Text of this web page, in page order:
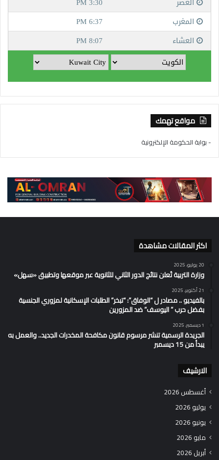
مواقع تهمك
- بوابة الحكومة الإلكترونية
اكثر المقالات مشاهدة
20 يوليو، 2025
وزارة التربية تُعلن نتائج الدور الثاني للثانوية عبر موقعها وتطبيق «سهل»
21 أكتوبر، 2025
بالفيديو .. مصادر ل “الوفاق”: “تبخر” الطلبات الإسكانية لمزوري الجنسية
بفضل حرب ” اليوسف” ضد المزورين
1 ديسمبر، 2025
الجريدة الرسمية تنشر مرسوم قانون مكافحة المخدرات الجديد.. والعمل به
يبدأ من 15 ديسمبر
الارشيف
أغسطس 2026
يوليو 2026
يونيو 2026
مايو 2026
أبريل 2026